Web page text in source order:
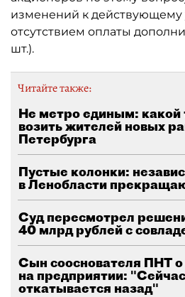
изменений к действующему
отсутствием оплаты
шт.).
Читайте также:
Не метро единым: какой
возить жителей новых
Петербурга
Пустые колонки:
в Ленобласти
Суд пересмотрел
40 млрд рублей с
Сын сооснователя ПНТ о
на предприятии:
откатывается назад"